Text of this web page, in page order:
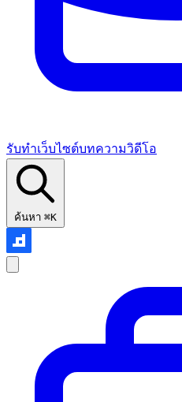
รับทำเว็บไซต์บทความวิดีโอ
ค้นหา ⌘K